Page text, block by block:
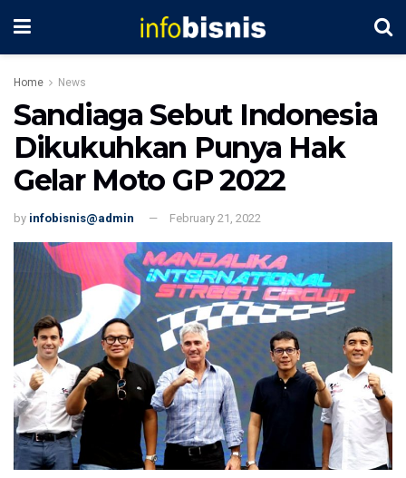
Home News
Sandiaga Sebut Indonesia
Dikukuhkan Punya Hak
Gelar Moto GP 2022
by infobisnis@admin February 21, 2022